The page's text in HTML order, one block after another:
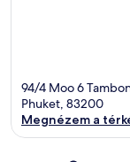
94/4 Moo 6
Phuket, 83200
Megnézem a